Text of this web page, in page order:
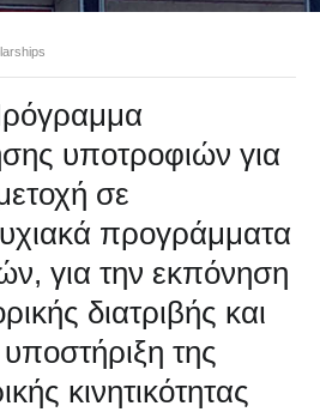
υποτροφιών για
σε
προγράμματα
για την εκπόνηση
διατριβής και
υποστήριξη της
κινητικότητας